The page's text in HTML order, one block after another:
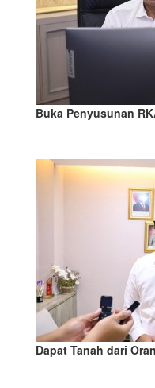
Buka Penyusunan
Dapat Tanah dari